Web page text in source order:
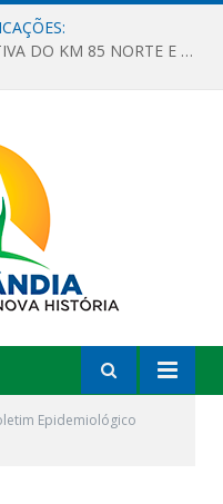
OBRAS DA QUADRA POLIESPORTIVA DO KM 85 NORTE E DA ESCOLA GASPAR VIANA AVANÇAM
Epidemiológico